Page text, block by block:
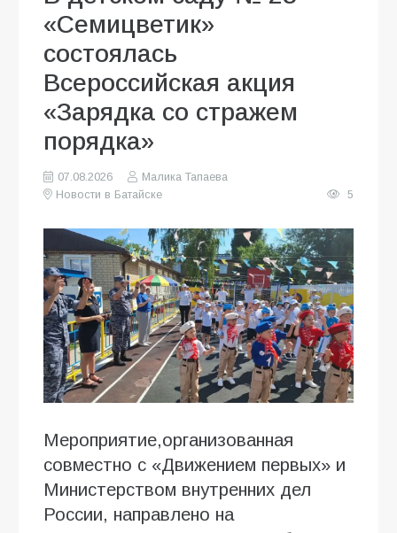
«Семицветик»
состоялась
Всероссийская акция
«Зарядка со стражем
порядка»
07.08.2026
Малика Тапаева
Новости в Батайске
5
Мероприятие,организованная
совместно с «Движением первых» и
Министерством внутренних дел
России, направлено на